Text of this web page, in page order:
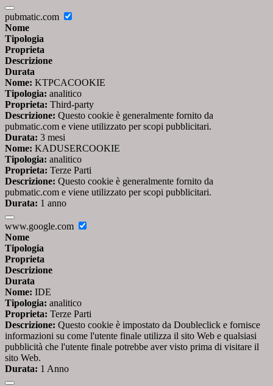
pubmatic.com
Nome
Tipologia
Proprieta
Descrizione
Durata
Nome: KTPCACOOKIE
Tipologia: analitico
Proprieta: Third-party
Descrizione: Questo cookie è generalmente fornito da
pubmatic.com e viene utilizzato per scopi pubblicitari.
Durata: 3 mesi
Nome: KADUSERCOOKIE
Tipologia: analitico
Proprieta: Terze Parti
Descrizione: Questo cookie è generalmente fornito da
pubmatic.com e viene utilizzato per scopi pubblicitari.
Durata: 1 anno
www.google.com
Nome
Tipologia
Proprieta
Descrizione
Durata
Nome: IDE
Tipologia: analitico
Proprieta: Terze Parti
Descrizione: Questo cookie è impostato da Doubleclick e fornisce
informazioni su come l'utente finale utilizza il sito Web e qualsiasi
pubblicità che l'utente finale potrebbe aver visto prima di visitare il
sito Web.
Durata: 1 Anno